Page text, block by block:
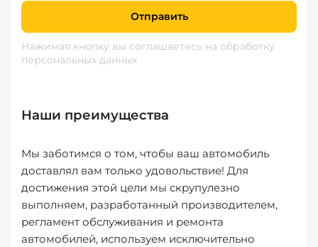
Отправить
Нажимая кнопку вы соглашаетесь на обработку
персональных данных
Наши преимущества
Мы заботимся о том, чтобы ваш автомобиль
доставлял вам только удовольствие! Для
достижения этой цели мы скрупулезно
выполняем, разработанный производителем,
регламент обслуживания и ремонта
автомобилей, используем исключительно